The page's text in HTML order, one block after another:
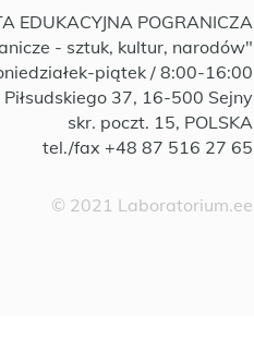
EDUKACYJNA POGRANICZA
- sztuk, kultur, narodów"
piątek / 8:00-16:00
Piłsudskiego 37, 16-500 Sejny
skr. poczt. 15, POLSKA
tel./fax +48 87 516 27 65
© 2021 Laboratorium.ee